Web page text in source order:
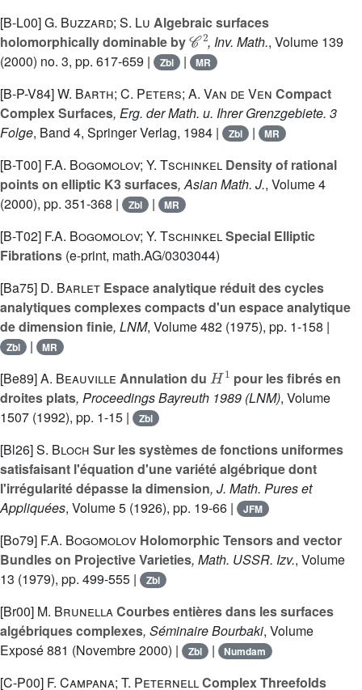
[B-L00]G. Buzzard; S. Lu Algebraic surfaces
holomorphically dominable by
𝒞2
, Inv. Math., Volume 139
(2000) no. 3, pp. 617-659 |
Zbl | MR
[B-P-V84]W. Barth; C. Peters; A. Van de Ven Compact
Complex Surfaces, Erg. der Math. u. Ihrer Grenzgebiete. 3
Folge, Band 4, Springer Verlag, 1984 | Zbl | MR
[B-T00] F.A. Bogomolov; Y. Tschinkel Density of rational
points on elliptic K3 surfaces, Asian Math. J., Volume 4
(2000), pp. 351-368 |
Zbl | MR
[B-T02] F.A. Bogomolov; Y. TschinkelSpecial Elliptic
Fibrations (e-print, math.AG/0303044)
[Ba75] D. Barlet Espace analytique réduit des cycles
analytiques complexes compacts d'un espace analytique
de dimension finie, LNM, Volume 482 (1975), pp. 1-158 |
Zbl | MR
[Be89]A. Beauville Annulation du
1
pour les fibrés en
droites plats, Proceedings Bayreuth 1989 (LNM), Volume
1507 (1992), pp. 1-15 | Zbl
[Bl26]S. Bloch Sur les systèmes de fonctions uniformes
satisfaisant l'équation d'une variété algébrique dont
l'irrégularité dépasse la dimension, J. Math. Pures et
Appliquées, Volume 5 (1926), pp. 19-66 | JFM
[Bo79] F.A. Bogomolov Holomorphic Tensors and vector
Bundles on Projective Varieties, Math. USSR. Izv., Volume
13 (1979), pp. 499-555 | Zbl
[Br00] M. BrunellaCourbes entières dans les surfaces
algébriques complexes, Séminaire Bourbaki, Volume
Exposé 881 (Novembre 2000) | Zbl | Numdam
[C-P00] F. Campana; T. PeternellComplex Threefolds